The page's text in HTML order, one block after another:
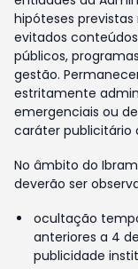
hipóteses
evitados
públicos,
gestão.
estritamente
emergenciais ou
caráter publicitário
No âmbito do
deverão ser
ocultação
anteriores a 4
publicidade